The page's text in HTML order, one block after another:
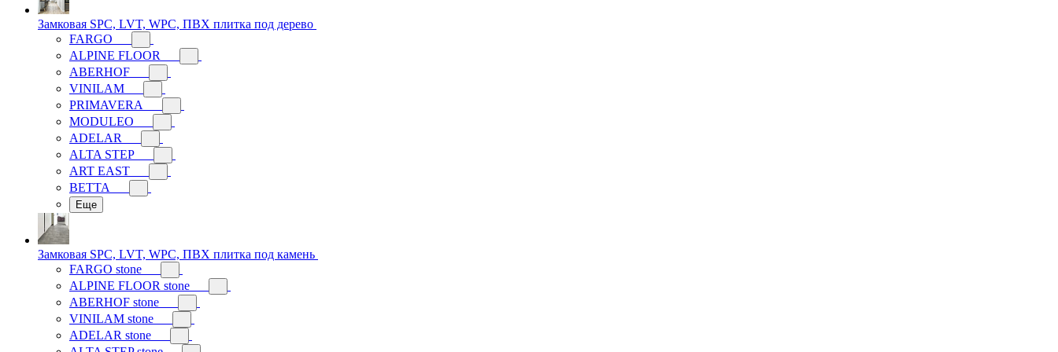
Замковая SPC, LVT, WPC, ПВХ плитка под дерево
FARGO
ALPINE FLOOR
ABERHOF
VINILAM
PRIMAVERA
MODULEO
ADELAR
ALTA STEP
ART EAST
BETTA
Еще
Замковая SPC, LVT, WPC, ПВХ плитка под камень
FARGO stone
ALPINE FLOOR stone
ABERHOF stone
VINILAM stone
ADELAR stone